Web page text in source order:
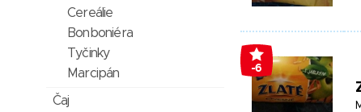
-6
Cereálie
Bonboniéra
Tyčinky
Marcipán
Čaj